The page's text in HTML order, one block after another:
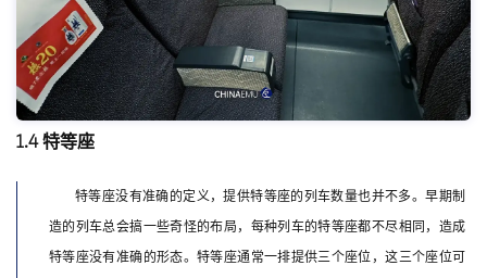
1.4 特等座
特等座没有准确的定义，提供特等座的列车数量也并不多。早期制
造的列车总会搞一些奇怪的布局，每种列车的特等座都不尽相同，造成
特等座没有准确的形态。特等座通常一排提供三个座位，这三个座位可